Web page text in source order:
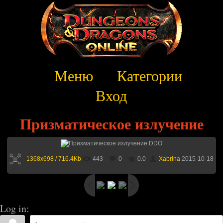
Меню
Категории
Вход
Призматическое излучение
1368x698 / 716.4Kb 443 0 0.0 Xabrina 2015-10-18
Log in: